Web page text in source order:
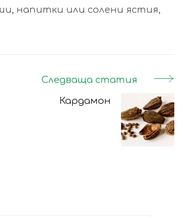
напитки или солени ястия,
Следваща статия
Кардамон